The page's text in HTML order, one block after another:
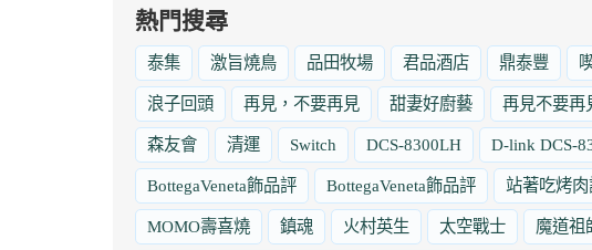
熱門搜尋
泰集 激旨燒鳥 品田牧場 君品酒店 鼎泰豐
浪子回頭 再見，不要再見 甜妻好廚藝 再見不要再
森友會 清運 Switch DCS-8300LH D-link DCS-
BottegaVeneta飾品評 BottegaVeneta飾品評 站著吃烤
MOMO壽喜燒 鎮魂 火村英生 太空戰士 魔道祖